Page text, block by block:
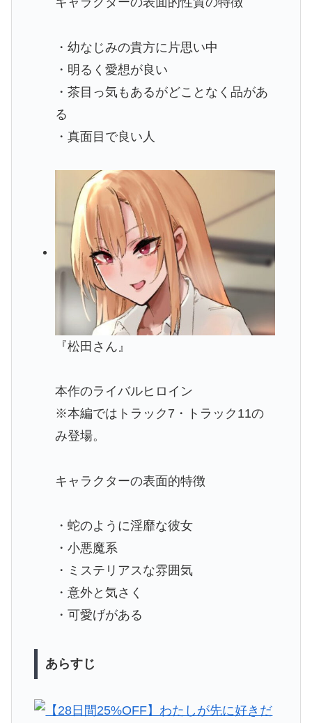
・幼なじみの貴方に片思い中
・明るく愛想が良い
・茶目っ気もあるがどことなく品があ
る
・真面目で良い人
『松田さん』
本作のライバルヒロイン
※本編ではトラック7・トラック11の
み登場。
キャラクターの表面的特徴
・蛇のように淫靡な彼女
・小悪魔系
・ミステリアスな雰囲気
・意外と気さく
・可愛げがある
あらすじ